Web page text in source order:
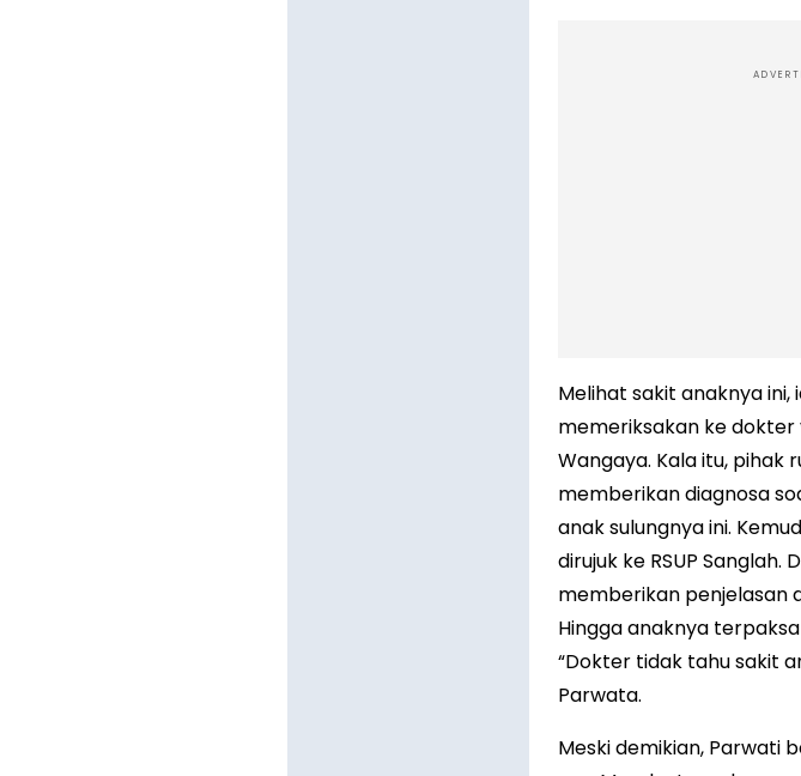
Melihat sakit anaknya ini,
memeriksakan ke dokter
Wangaya. Kala itu, pihak
memberikan diagnosa
anak sulungnya ini.
dirujuk ke RSUP Sanglah.
memberikan penjelasan
Hingga anaknya
“Dokter tidak tahu sakit
Parwata.
Meski demikian, Parwati